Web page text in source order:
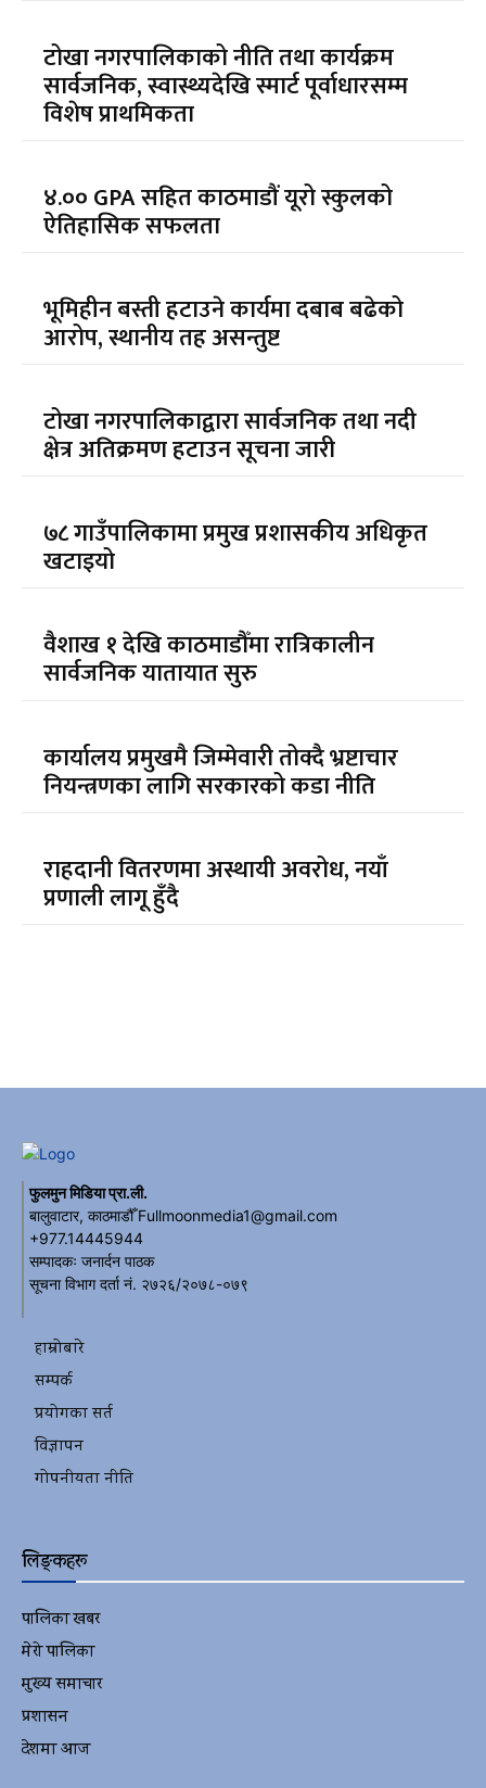
टोखा नगरपालिकाको नीति तथा कार्यक्रम
सार्वजनिक, स्वास्थ्यदेखि स्मार्ट पूर्वाधारसम्म
विशेष प्राथमिकता
४.०० GPA सहित काठमाडौं यूरो स्कुलको
ऐतिहासिक सफलता
भूमिहीन बस्ती हटाउने कार्यमा दबाब बढेको
आरोप, स्थानीय तह असन्तुष्ट
टोखा नगरपालिकाद्वारा सार्वजनिक तथा नदी
क्षेत्र अतिक्रमण हटाउन सूचना जारी
७८ गाउँपालिकामा प्रमुख प्रशासकीय अधिकृत
खटाइयो
वैशाख १ देखि काठमाडौँमा रात्रिकालीन
सार्वजनिक यातायात सुरु
कार्यालय प्रमुखमै जिम्मेवारी तोक्दै भ्रष्टाचार
नियन्त्रणका लागि सरकारको कडा नीति
राहदानी वितरणमा अस्थायी अवरोध, नयाँ
प्रणाली लागू हुँदै
फुलमुन मिडिया प्रा.ली.
बालुवाटार, काठमाडौँ Fullmoonmedia1@gmail.com
+977.14445944
सम्पादकः जनार्दन पाठक
सूचना विभाग दर्ता नं. २७२६/२०७८-०७९
हाम्रोबारे
सम्पर्क
प्रयोगका सर्त
विज्ञापन
गोपनीयता नीति
लिङ्कहरू
पालिका खबर
मेरो पालिका
मुख्य समाचार
प्रशासन
देशमा आज